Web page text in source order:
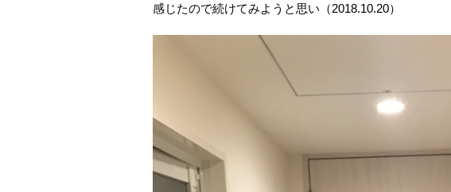
感じたので続けてみようと思い（2018.10.20）